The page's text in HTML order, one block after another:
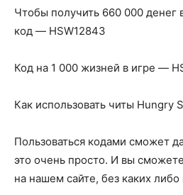
Чтобы получить 660 000 денег
код — HSW12843
Код на 1 000 жизней в игре —
Как использовать читы Hungry
Пользоваться кодами сможет
это очень просто. И вы
на нашем сайте, без каких